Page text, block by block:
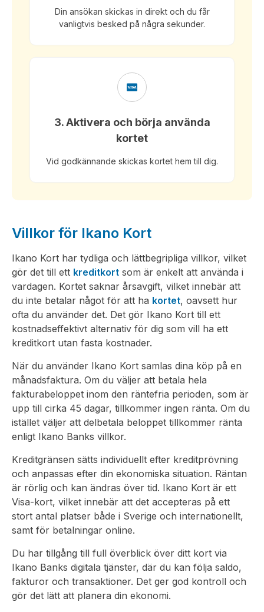
Din ansökan skickas in direkt och du får
vanligtvis besked på några sekunder.
3. Aktivera och börja använda
kortet
Vid godkännande skickas kortet hem till dig.
Villkor för Ikano Kort
Ikano Kort har tydliga och lättbegripliga villkor, vilket
gör det till ett kreditkort som är enkelt att använda i
vardagen. Kortet saknar årsavgift, vilket innebär att
du inte betalar något för att ha kortet, oavsett hur
ofta du använder det. Det gör Ikano Kort till ett
kostnadseffektivt alternativ för dig som vill ha ett
kreditkort utan fasta kostnader.
När du använder Ikano Kort samlas dina köp på en
månadsfaktura. Om du väljer att betala hela
fakturabeloppet inom den räntefria perioden, som är
upp till cirka 45 dagar, tillkommer ingen ränta. Om du
istället väljer att delbetala beloppet tillkommer ränta
enligt Ikano Banks villkor.
Kreditgränsen sätts individuellt efter kreditprövning
och anpassas efter din ekonomiska situation. Räntan
är rörlig och kan ändras över tid. Ikano Kort är ett
Visa-kort, vilket innebär att det accepteras på ett
stort antal platser både i Sverige och internationellt,
samt för betalningar online.
Du har tillgång till full överblick över ditt kort via
Ikano Banks digitala tjänster, där du kan följa saldo,
fakturor och transaktioner. Det ger god kontroll och
gör det lätt att planera din ekonomi.